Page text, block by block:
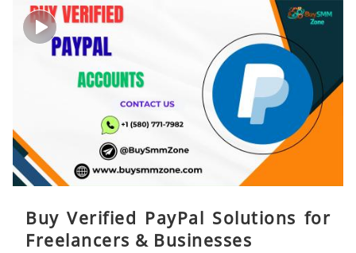
Buy Verified PayPal Solutions for
Freelancers & Businesses